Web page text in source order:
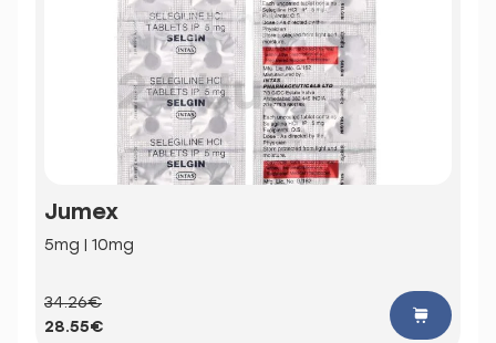
Jumex
5mg | 10mg
34.26€
28.55€